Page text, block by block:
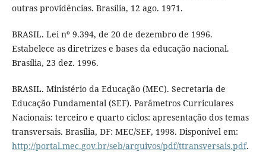
outras providências. Brasília, 12 ago. 1971.
BRASIL. Lei nº 9.394, de 20 de dezembro de 1996.
Estabelece as diretrizes e bases da educação nacional.
Brasília, 23 dez. 1996.
BRASIL. Ministério da Educação (MEC). Secretaria de
Educação Fundamental (SEF). Parâmetros Curriculares
Nacionais: terceiro e quarto ciclos: apresentação dos temas
transversais. Brasília, DF: MEC/SEF, 1998. Disponível em:
http://portal.mec.gov.br/seb/arquivos/pdf/ttransversais.pdf.